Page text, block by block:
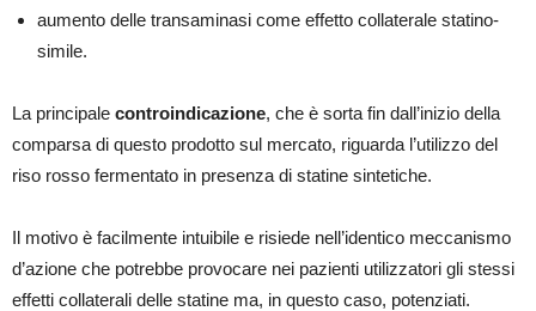
aumento delle transaminasi come effetto collaterale statino-
simile.
La principale controindicazione, che è sorta fin dall’inizio della
comparsa di questo prodotto sul mercato, riguarda l’utilizzo del
riso rosso fermentato in presenza di statine sintetiche.
Il motivo è facilmente intuibile e risiede nell’identico meccanismo
d’azione che potrebbe provocare nei pazienti utilizzatori gli stessi
effetti collaterali delle statine ma, in questo caso, potenziati.